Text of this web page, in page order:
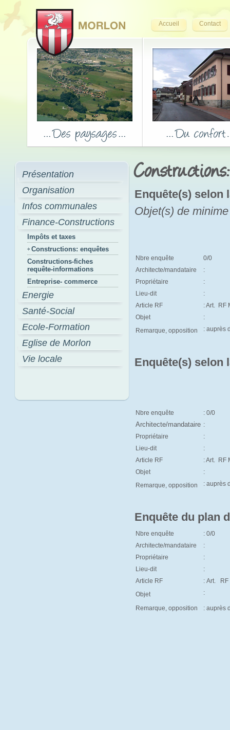
Accueil Contact
Présentation
Organisation
Infos communales
Finance-Constructions
Impôts et taxes
Constructions: enquêtes
Constructions-fiches
requête-informations
Entreprise- commerce
Energie
Santé-Social
Ecole-Formation
Eglise de Morlon
Vie locale
Enquête(s) selon
Objet(s) de
Nbre enquête
0/0
Architecte/mandataire
:
Propriétaire
:
Lieu-dit
:
Article RF
: Art. RF
Objet
:
Remarque, opposition
: auprès
Enquête(s) selon
Nbre enquête : 0/0
Architecte/mandataire :
Propriétaire
:
Lieu-dit
:
Article RF
: Art. RF
Objet
:
Remarque, opposition
: auprès
Enquête du plan
Nbre enquête
: 0/0
Architecte/mandataire
:
Propriétaire
:
Lieu-dit
:
Article RF
: Art. RF
Objet
:
Remarque, opposition : auprès